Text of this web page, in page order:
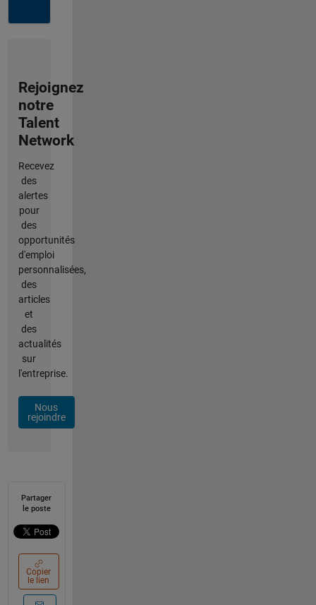
Rejoignez
notre
Talent
Network
Recevez
des
alertes
pour
des
opportunités
d'emploi
personnalisées,
des
articles
et
des
actualités
sur
l'entreprise.
Nous
rejoindre
Partager
le poste
Copier
le lien